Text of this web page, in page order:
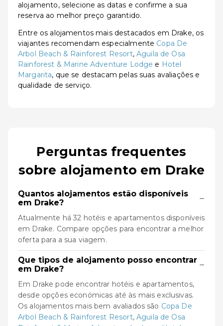
alojamento, selecione as datas e confirme a sua
reserva ao melhor preço garantido.
Entre os alojamentos mais destacados em Drake, os
viajantes recomendam especialmente Copa De
Arbol Beach & Rainforest Resort, Aguila de Osa
Rainforest & Marine Adventure Lodge e Hotel
Margarita, que se destacam pelas suas avaliações e
qualidade de serviço.
Perguntas frequentes
sobre alojamento em Drake
Quantos alojamentos estão disponíveis
em Drake?
−
Atualmente há 32 hotéis e apartamentos disponíveis
em Drake. Compare opções para encontrar a melhor
oferta para a sua viagem.
Que tipos de alojamento posso encontrar
em Drake?
−
Em Drake pode encontrar hotéis e apartamentos,
desde opções económicas até às mais exclusivas.
Os alojamentos mais bem avaliados são Copa De
Arbol Beach & Rainforest Resort, Aguila de Osa